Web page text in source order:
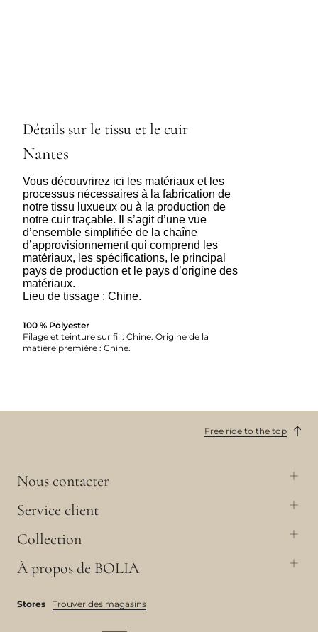
Détails sur le tissu et le cuir
Nantes
Vous découvrirez ici les matériaux et les
processus nécessaires à la fabrication de
notre tissu luxueux ou à la production de
notre cuir traçable. Il s’agit d’une vue
d’ensemble simplifiée de la chaîne
d’approvisionnement qui comprend les
matériaux, les spécifications, le principal
pays de production et le pays d’origine des
matériaux.
Lieu de tissage : Chine.
100 % Polyester
Filage et teinture sur fil : Chine. Origine de la
matière première : Chine.
Free ride to the top
Nous contacter
Service client
Collection
À propos de BOLIA
Stores Trouver des magasins